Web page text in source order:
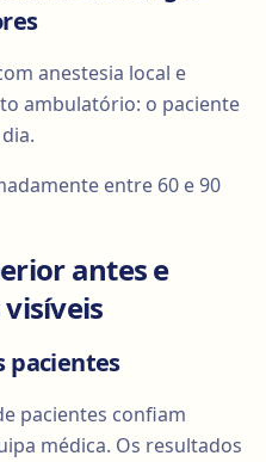
anestesia local e
ambulatório: o paciente
entre 60 e 90
antes e
pacientes
pacientes confiam
médica. Os resultados